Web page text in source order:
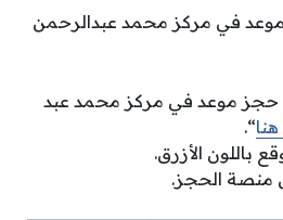
في مركز محمد عبدالرحمن
حجز موعد في مركز محمد عبد
“.
باللون الأزرق.
منصة الحجز.